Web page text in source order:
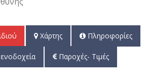
Χάρτης Πληροφορίες
Παροχές- Τιμές